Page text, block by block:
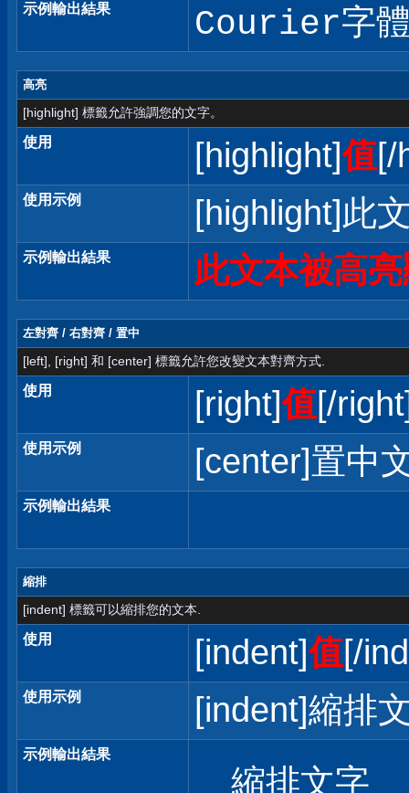
示例輸出結果 Courier字
高亮
[highlight] 標籤允許強調您的文字。
使用 [highlight]值[/
使用示例 [highlight]此
示例輸出結果 此文本被高
左對齊 / 右對齊 / 置中
[left], [right] 和 [center] 標籤允許您改變文本對齊方式.
使用 [right]值[/
使用示例 [center]置中
示例輸出結果
縮排
[indent] 標籤可以縮排您的文本.
使用 [indent]值[/
使用示例 [indent]縮排
示例輸出結果
縮排文字